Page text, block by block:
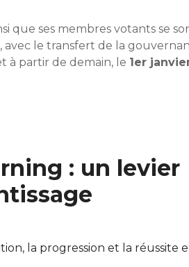
que ses membres votants se
avec le transfert de la
à partir de demain, le 1er
: un levier
la progression et la réussite